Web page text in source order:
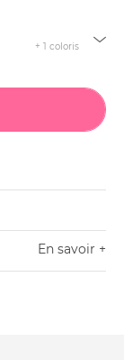
+ 1 coloris
En savoir +